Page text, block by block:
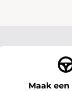
Maak